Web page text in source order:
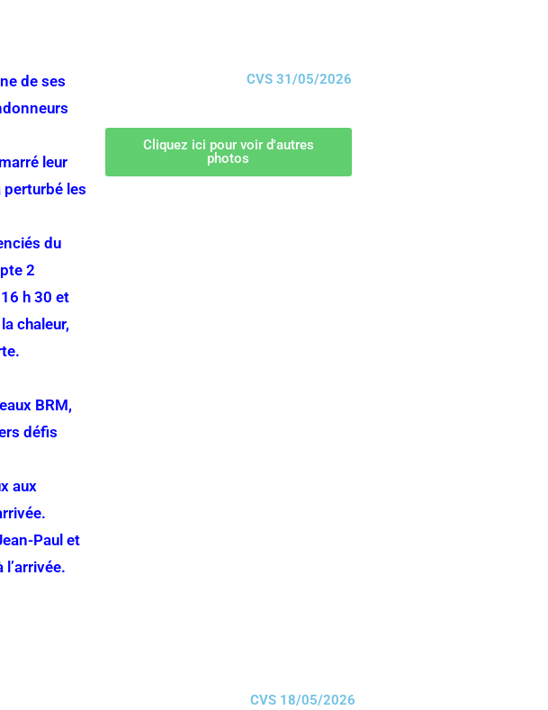
de ses
leur
les
du
2
h 30 et
chaleur,
BRM,
défis
aux
Paul et
CVS 31/05/2026
Cliquez ici pour voir d'autres
photos
CVS 18/05/2026